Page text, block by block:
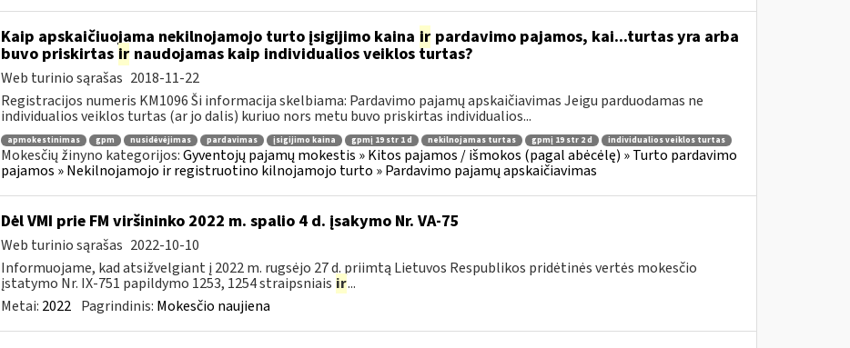
Kaip apskaičiuojama nekilnojamojo turto įsigijimo kaina irpardavimo pajamos, kai...turtas yra arba
buvo priskirtas irnaudojamas kaip individualios veiklos turtas?
Web turinio sąrašas 2018-11-22
Registracijos numeris KM1096 Ši informacija skelbiama: Pardavimo pajamų apskaičiavimas Jeigu parduodamas ne
individualios veiklos turtas (ar jo dalis) kuriuo nors metu buvo priskirtas individualios...
apmokestinimas gpm nusidėvėjimas pardavimas įsigijimo kaina gpmį 19 str 1 d nekilnojamas turtas gpmį 19 str 2 d individualios veiklos turtas
Mokesčių žinyno kategorijos:Gyventojų pajamų mokestis » Kitos pajamos / išmokos (pagal abėcėlę) » Turto pardavimo
pajamos » Nekilnojamojo ir registruotino kilnojamojo turto » Pardavimo pajamų apskaičiavimas
Dėl VMI prie FM viršininko 2022 m. spalio 4 d. įsakymo Nr. VA-75
Web turinio sąrašas 2022-10-10
Informuojame, kad atsižvelgiant į 2022 m. rugsėjo 27 d. priimtą Lietuvos Respublikos pridėtinės vertės mokesčio
įstatymo Nr. IX-751 papildymo 1253, 1254 straipsniais ir...
Metai: 2022 Pagrindinis: Mokesčio naujiena